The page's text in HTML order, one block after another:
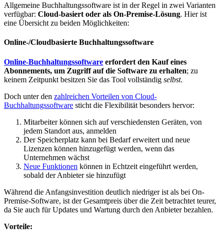
Allgemeine Buchhaltungssoftware ist in der Regel in zwei Varianten
verfügbar: Cloud-basiert oder als On-Premise-Lösung. Hier ist
eine Übersicht zu beiden Möglichkeiten:
Online-/Cloudbasierte Buchhaltungssoftware
Online-Buchhaltungssoftware erfordert den Kauf eines
Abonnements, um Zugriff auf die Software zu erhalten; zu
keinem Zeitpunkt besitzen Sie das Tool vollständig selbst.
Doch unter den zahlreichen Vorteilen von Cloud-
Buchhaltungssoftware sticht die Flexibilität besonders hervor:
Mitarbeiter können sich auf verschiedensten Geräten, von
jedem Standort aus, anmelden
Der Speicherplatz kann bei Bedarf erweitert und neue
Lizenzen können hinzugefügt werden, wenn das
Unternehmen wächst
Neue Funktionen können in Echtzeit eingeführt werden,
sobald der Anbieter sie hinzufügt
Während die Anfangsinvestition deutlich niedriger ist als bei On-
Premise-Software, ist der Gesamtpreis über die Zeit betrachtet teurer,
da Sie auch für Updates und Wartung durch den Anbieter bezahlen.
Vorteile: